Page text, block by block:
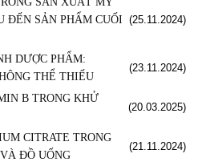
ĐẾN SẢN PHẨM CUỐI (25.11.2024)
DƯỢC PHẨM:
THỂ THIẾU
(23.11.2024)
B TRONG KHỬ
(20.03.2025)
CITRATE TRONG
ĐỒ UỐNG
(21.11.2024)